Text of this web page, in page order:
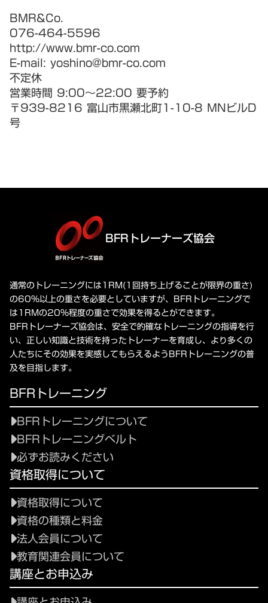
BMR&Co.
076-464-5596
http://www.bmr-co.com
E-mail: yoshino@bmr-co.com
不定休
営業時間 9:00～22:00 要予約
〒939-8216 富山市黒瀬北町1-10-8 MNビルD
号
BFRトレーナーズ協会
通常のトレーニングには1RM(1回持ち上げることが限界の重さ)
の60%以上の重さを必要としていますが、BFRトレーニングで
は1RMの20%程度の重さで効果を得るとができます。
BFRトレーナーズ協会は、安全で的確なトレーニングの指導を行
い、正しい知識と技術を持ったトレーナーを育成し、より多くの
人たちにその効果を実感してもらえるようBFRトレーニングの普
及を目指します。
BFRトレーニング
BFRトレーニングについて
BFRトレーニングベルト
必ずお読みください
資格取得について
資格取得について
資格の種類と料金
法人会員について
教育関連会員について
講座とお申込み